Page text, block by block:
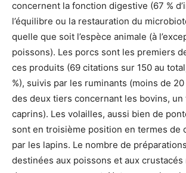
concernent la fonction digestive (67 %
l’équilibre ou la restauration du
quelle que soit l’espèce animale (à
poissons). Les porcs sont les premiers
ces produits (69 citations sur 150 au
%), suivis par les ruminants (moins de
des deux tiers concernant les bovins, un
caprins). Les volailles, aussi bien de
sont en troisième position en termes de
par les lapins. Le nombre de
destinées aux poissons et aux